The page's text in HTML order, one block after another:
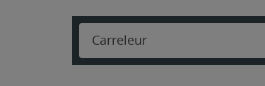
Carreleur